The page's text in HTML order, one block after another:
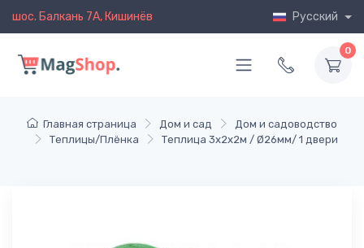
шос. Балкань 7A, Кишинёв Русский
0
Главная страница Дом и сад
Дом и садоводство
Теплицы/Плёнка
Теплица 3x2x2м / Ø26мм/ 1 двери